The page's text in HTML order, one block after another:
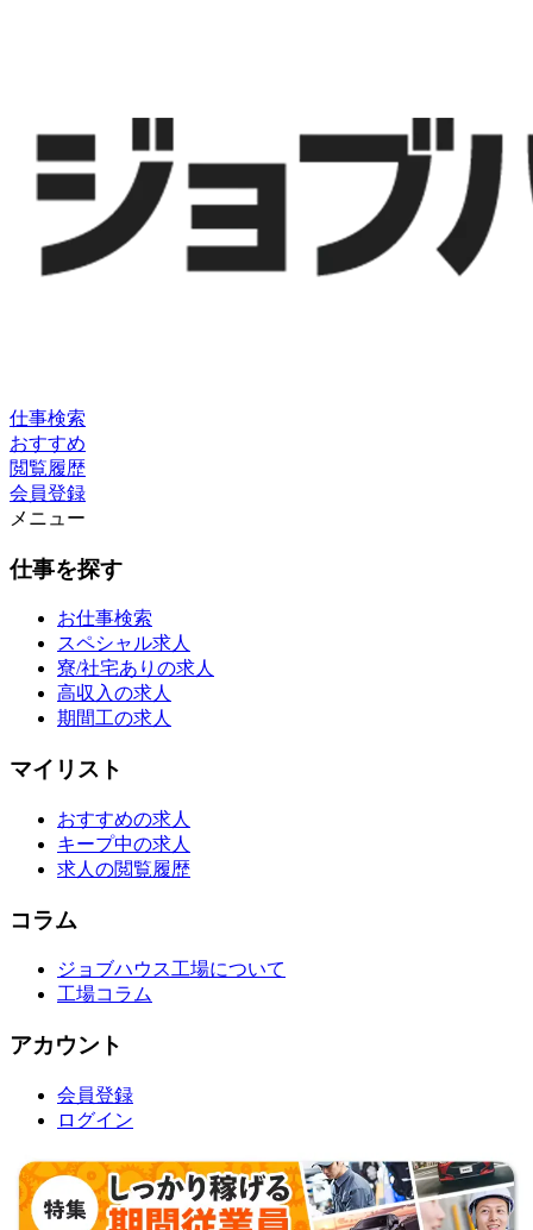
仕事検索
おすすめ
閲覧履歴
会員登録
メニュー
仕事を探す
お仕事検索
スペシャル求人
寮/社宅ありの求人
高収入の求人
期間工の求人
マイリスト
おすすめの求人
キープ中の求人
求人の閲覧履歴
コラム
ジョブハウス工場について
工場コラム
アカウント
会員登録
ログイン